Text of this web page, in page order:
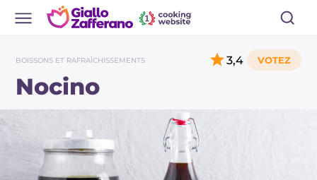
BOISSONS ET RAFRAÎCHISSEMENTS
Nocino
3,4